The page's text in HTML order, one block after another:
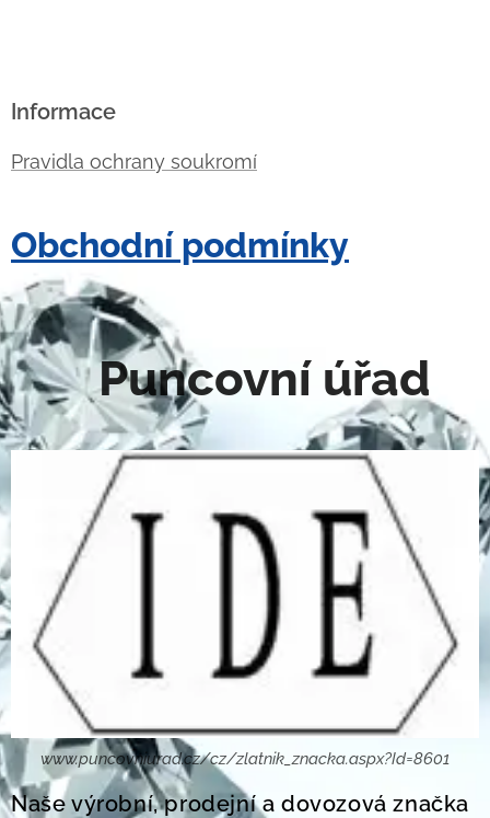
Informace
Pravidla ochrany soukromí
Obchodní podmínky
Puncovní úřad
www.puncovniurad.cz/cz/zlatnik_znacka.aspx?Id=8601
Naše výrobní, prodejní a dovozová značka